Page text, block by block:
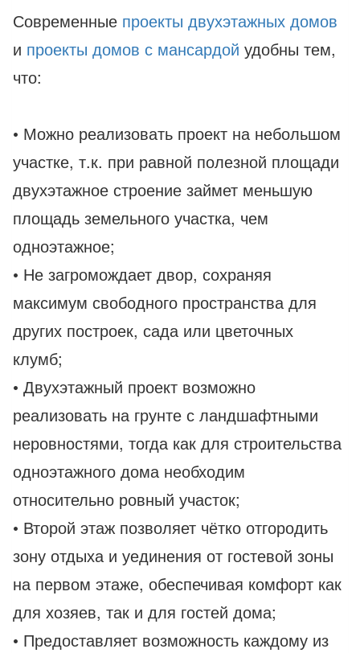
Современные проекты двухэтажных домов
и проекты домов с мансардой удобны тем,
что:
• Можно реализовать проект на небольшом
участке, т.к. при равной полезной площади
двухэтажное строение займет меньшую
площадь земельного участка, чем
одноэтажное;
• Не загромождает двор, сохраняя
максимум свободного пространства для
других построек, сада или цветочных
клумб;
• Двухэтажный проект возможно
реализовать на грунте с ландшафтными
неровностями, тогда как для строительства
одноэтажного дома необходим
относительно ровный участок;
• Второй этаж позволяет чётко отгородить
зону отдыха и уединения от гостевой зоны
на первом этаже, обеспечивая комфорт как
для хозяев, так и для гостей дома;
• Предоставляет возможность каждому из